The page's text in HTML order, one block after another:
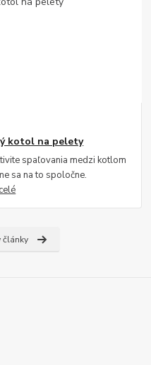
kotol na pelety
spaľovania medzi kotlom
sa na to spoločne.
články